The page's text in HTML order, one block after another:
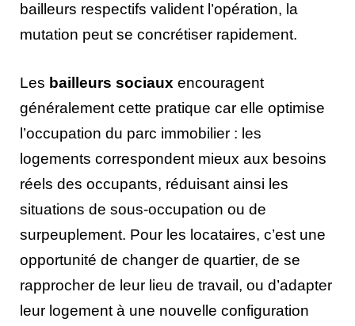
bailleurs respectifs valident l’opération, la
mutation peut se concrétiser rapidement.
Les bailleurs sociaux encouragent
généralement cette pratique car elle optimise
l’occupation du parc immobilier : les
logements correspondent mieux aux besoins
réels des occupants, réduisant ainsi les
situations de sous-occupation ou de
surpeuplement. Pour les locataires, c’est une
opportunité de changer de quartier, de se
rapprocher de leur lieu de travail, ou d’adapter
leur logement à une nouvelle configuration